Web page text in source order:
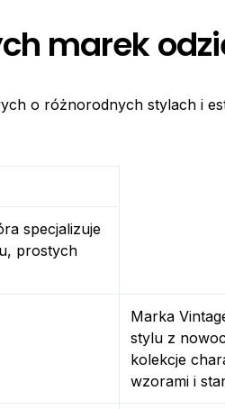
marek
o różnorodnych stylach i
specjalizuje
prostych
Marka
stylu z
kolekcje
wzorami i